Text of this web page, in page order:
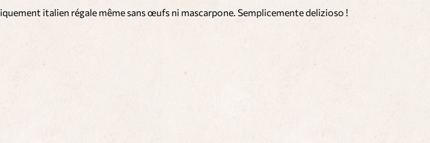
italien régale même sans œufs ni mascarpone. Semplicemente delizioso !